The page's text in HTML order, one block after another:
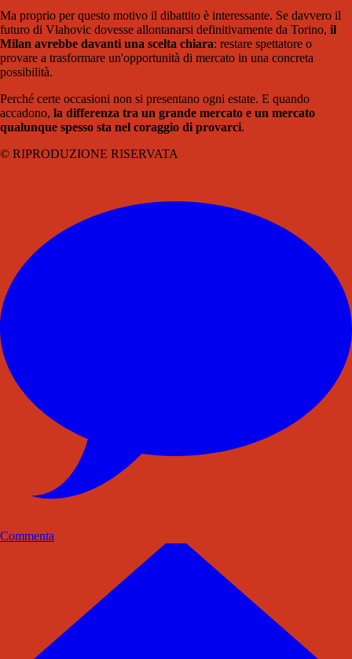
Ma proprio per questo motivo il dibattito è interessante. Se davvero il
futuro di Vlahovic dovesse allontanarsi definitivamente da Torino, il
Milan avrebbe davanti una scelta chiara: restare spettatore o
provare a trasformare un'opportunità di mercato in una concreta
possibilità.
Perché certe occasioni non si presentano ogni estate. E quando
accadono, la differenza tra un grande mercato e un mercato
qualunque spesso sta nel coraggio di provarci.
© RIPRODUZIONE RISERVATA
Commenta